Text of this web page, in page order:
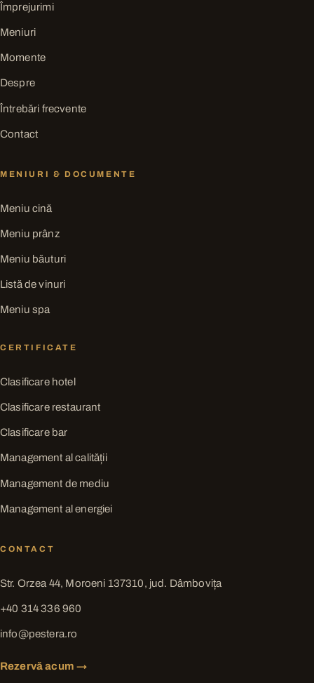
Împrejurimi
Meniuri
Momente
Despre
Întrebări frecvente
Contact
MENIURI & DOCUMENTE
Meniu cină
Meniu prânz
Meniu băuturi
Listă de vinuri
Meniu spa
CERTIFICATE
Clasificare hotel
Clasificare restaurant
Clasificare bar
Management al calității
Management de mediu
Management al energiei
CONTACT
Str. Orzea 44, Moroeni 137310, jud. Dâmbovița
+40 314 336 960
info@pestera.ro
Rezervă acum →